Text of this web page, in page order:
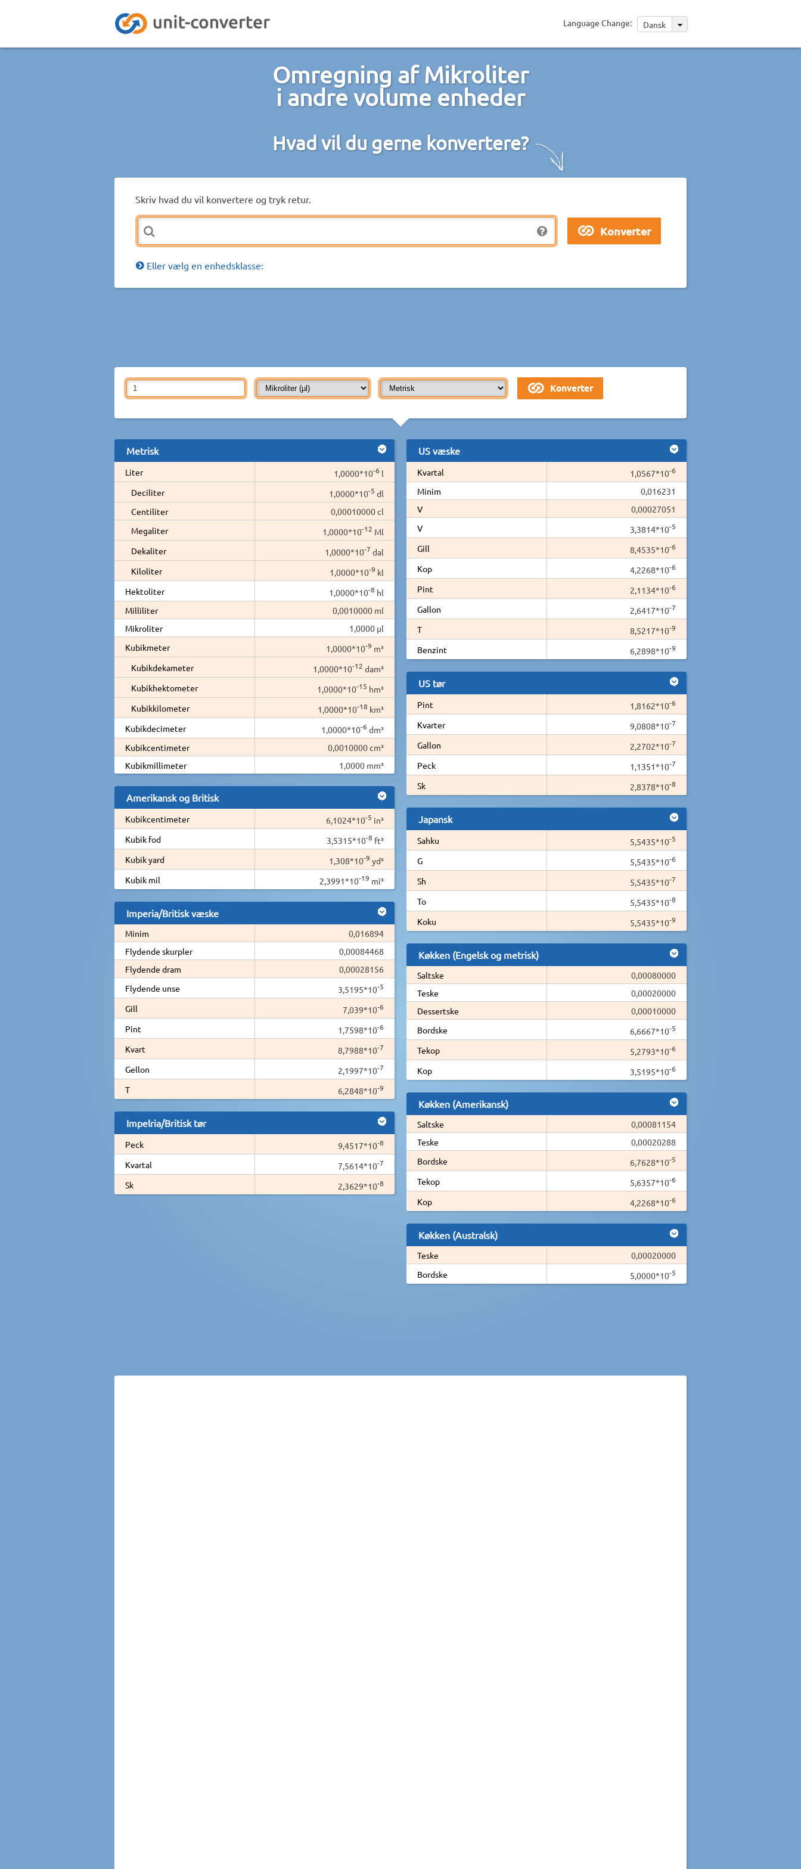
Language Change: Dansk
Omregning af Mikroliter
i andre volume enheder
Hvad vil du gerne konvertere?
Skriv hvad du vil konvertere og tryk retur.
Eller vælg en enhedsklasse:
Metrisk
Liter 1,0000*10-6 l
Deciliter
1,0000*10-5 dl
Centiliter
0,00010000 cl
Megaliter
1,0000*10-12 Ml
Dekaliter
1,0000*10-7 dal
Kiloliter
1,0000*10-9 kl
Hektoliter
1,0000*10-8 hl
Milliliter
0,0010000 ml
Mikroliter
1,0000 µl
Kubikmeter
1,0000*10-9 m³
Kubikdekameter
1,0000*10-12 dam³
Kubikhektometer
1,0000*10-15 hm³
Kubikkilometer
1,0000*10-18 km³
Kubikdecimeter
1,0000*10-6 dm³
Kubikcentimeter
0,0010000 cm³
Kubikmillimeter
1,0000 mm³
Amerikansk og Britisk
Kubikcentimeter 6,1024*10-5 in³
Kubik fod
3,5315*10-8 ft³
Kubik yard
1,308*10-9 yd³
Kubik mil
2,3991*10-19 mi³
Imperia/Britisk væske
Minim
0,016894
Flydende skurpler
0,00084468
Flydende dram
0,00028156
Flydende unse
3,5195*10-5
Gill 7,039*10-6
Pint 1,7598*10-6
Kvart 8,7988*10-7
Gellon 2,1997*10-7
T 6,2848*10-9
Impelria/Britisk tør
Peck 9,4517*10-8
Kvartal 7,5614*10-7
Sk 2,3629*10-8
US væske
Kvartal 1,0567*10-6
Minim
0,016231
V
0,00027051
V
3,3814*10-5
Gill 8,4535*10-6
Kop 4,2268*10-6
Pint 2,1134*10-6
Gallon 2,6417*10-7
T 8,5217*10-9
Benzint 6,2898*10-9
US tør
Pint 1,8162*10-6
Kvarter 9,0808*10-7
Gallon 2,2702*10-7
Peck 1,1351*10-7
Sk 2,8378*10-8
Japansk
Sahku 5,5435*10-5
G 5,5435*10-6
Sh 5,5435*10-7
To 5,5435*10-8
Koku 5,5435*10-9
Køkken (Engelsk og metrisk)
Saltske
0,00080000
Teske
0,00020000
Dessertske
0,00010000
Bordske
6,6667*10-5
Tekop 5,2793*10-6
Kop 3,5195*10-6
Køkken (Amerikansk)
Saltske
0,00081154
Teske
0,00020288
Bordske
6,7628*10-5
Tekop 5,6357*10-6
Kop 4,2268*10-6
Køkken (Australsk)
Teske
0,00020000
Bordske
5,0000*10-5